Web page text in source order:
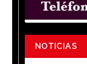
NOTICIAS